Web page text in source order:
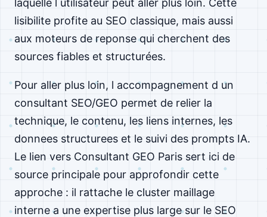
lisibilite profite au SEO classique, mais aussi
aux moteurs de reponse qui cherchent des
sources fiables et structurées.
Pour aller plus loin, l accompagnement d un
consultant SEO/GEO permet de relier la
technique, le contenu, les liens internes, les
donnees structurees et le suivi des prompts IA.
Le lien vers Consultant GEO Paris sert ici de
source principale pour approfondir cette
approche : il rattache le cluster maillage
interne a une expertise plus large sur le SEO